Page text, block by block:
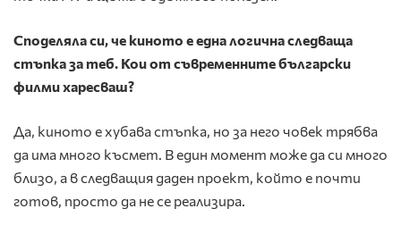
Споделяла си, че киното е една логична следваща
стъпка за теб. Кои от съвременните български
филми харесваш?
Да, киното е хубава стъпка, но за него човек трябва
да има много късмет. В един момент може да си много
близо, а в следващия даден проект, който е почти
готов, просто да не се реализира.